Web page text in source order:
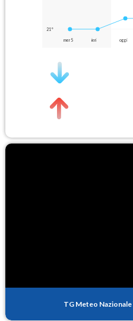
21°
mer 5 ieri oggi
TG Meteo Nazionale